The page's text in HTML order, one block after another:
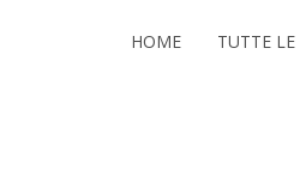
HOME TUTTE LE